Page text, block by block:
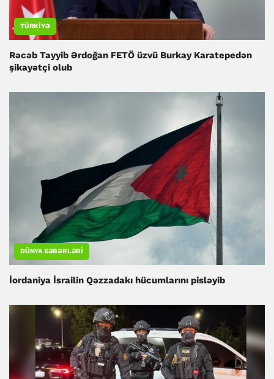
TÜRKIYƏ
Rəcəb Tayyib Ərdoğan FETÖ üzvü Burkay Karatepedən
şikayətçi olub
DÜNYA XƏBƏRLƏRI
İordaniya İsrailin Qəzzadakı hücumlarını pisləyib